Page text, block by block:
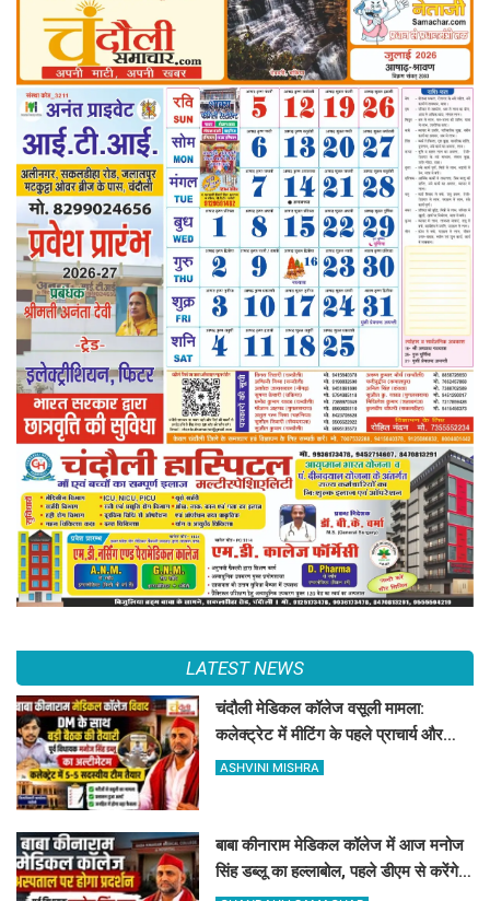
LATEST NEWS
चंदौली मेडिकल कॉलेज वसूली मामला:
कलेक्ट्रेट में मीटिंग के पहले प्राचार्य और
डॉक्टर को नोटिस जारी
ASHVINI MISHRA
बाबा कीनाराम मेडिकल कॉलेज में आज मनोज
सिंह डब्लू का हल्लाबोल, पहले डीएम से करेंगे